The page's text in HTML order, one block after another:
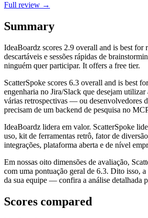
Full review →
Summary
IdeaBoardz scores 2.9 overall and is best for
descartáveis e sessões rápidas de
ninguém quer participar. It offers a free tier.
ScatterSpoke scores 6.3 overall and is best
engenharia no Jira/Slack que desejam
várias retrospectivas — ou desenvolvedores
precisam de um backend de pesquisa no
IdeaBoardz lidera em valor. ScatterSpoke
uso, kit de ferramentas retrô, fator de
integrações, plataforma aberta e de nível
Em nossas oito dimensões de avaliação,
com uma pontuação geral de 6.3. Dito isso, a
da sua equipe — confira a análise detalhada
Scores compared